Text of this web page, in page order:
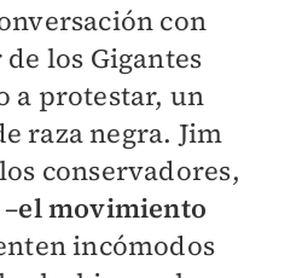
con
los Gigantes
a protestar, un
raza negra. Jim
conservadores,
el movimiento
incómodos